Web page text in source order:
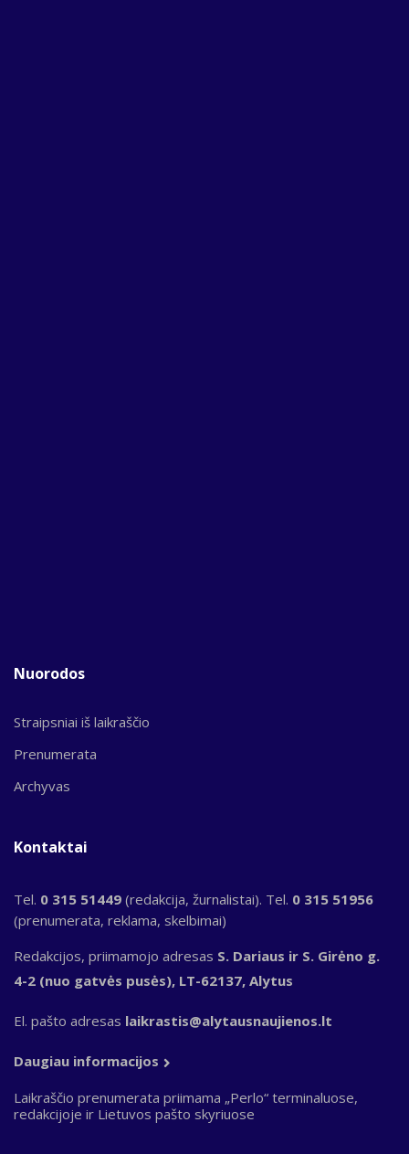
Nuorodos
Straipsniai iš laikraščio
Prenumerata
Archyvas
Kontaktai
Tel. 0 315 51449 (redakcija, žurnalistai). Tel. 0 315 51956
(prenumerata, reklama, skelbimai)
Redakcijos, priimamojo adresas S. Dariaus ir S. Girėno g.
4-2 (nuo gatvės pusės), LT-62137, Alytus
El. pašto adresas laikrastis@alytausnaujienos.lt
Daugiau informacijos
Laikraščio prenumerata priimama „Perlo“ terminaluose,
redakcijoje ir Lietuvos pašto skyriuose